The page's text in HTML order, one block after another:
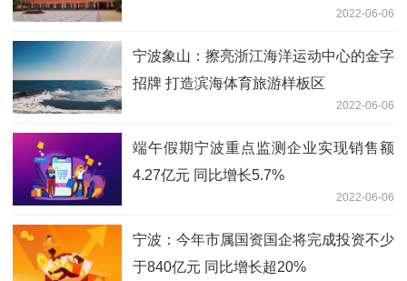
2022-06-06
宁波象山：擦亮浙江海洋运动中心的金字
招牌 打造滨海体育旅游样板区
2022-06-06
端午假期宁波重点监测企业实现销售额
4.27亿元 同比增长5.7%
2022-06-06
宁波：今年市属国资国企将完成投资不少
于840亿元 同比增长超20%